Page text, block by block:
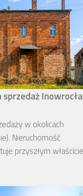
w okolicach
Nieruchomość
przyszłym